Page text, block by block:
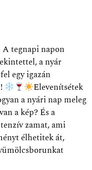
tegnapi napon
a nyár
egy igazán
Elevenítsétek
a nyári nap meleg
a kép? És a
zamat, ami
élhetitek át,